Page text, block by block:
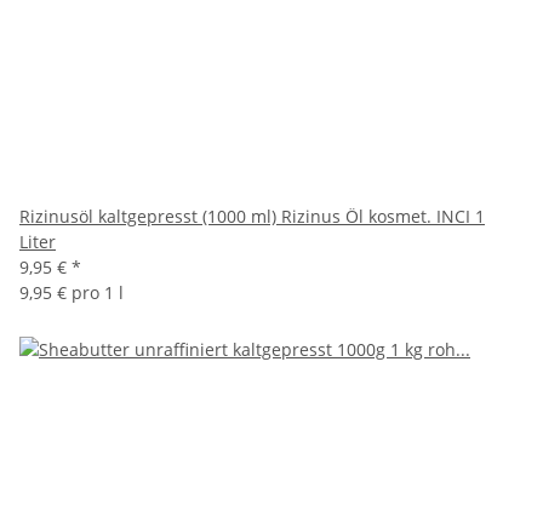
Rizinusöl kaltgepresst (1000 ml) Rizinus Öl kosmet. INCI 1
Liter
9,95 € *
9,95 € pro 1 l